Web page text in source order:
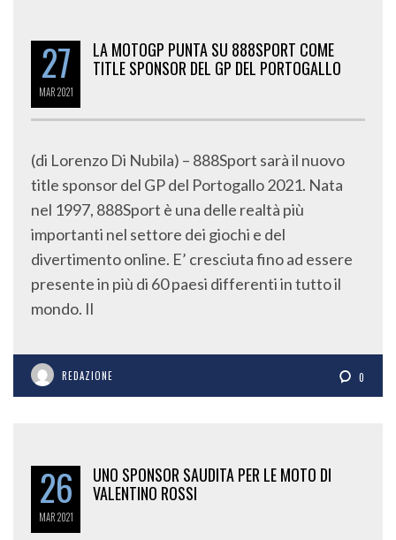
27
MAR2021
LA MOTOGP PUNTA SU 888SPORT COME
TITLE SPONSOR DEL GP DEL PORTOGALLO
(di Lorenzo Di Nubila) – 888Sport sarà il nuovo
title sponsor del GP del Portogallo 2021. Nata
nel 1997, 888Sport è una delle realtà più
importanti nel settore dei giochi e del
divertimento online. E’ cresciuta fino ad essere
presente in più di 60 paesi differenti in tutto il
mondo. Il
REDAZIONE 0
26
MAR2021
UNO SPONSOR SAUDITA PER LE MOTO DI
VALENTINO ROSSI